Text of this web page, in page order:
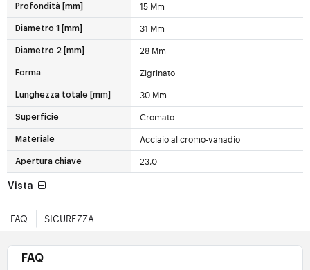
Profondità [mm] 15 Mm
Diametro 1 [mm] 31 Mm
Diametro 2 [mm] 28 Mm
Forma Zigrinato
Lunghezza totale [mm] 30 Mm
Superficie Cromato
Materiale Acciaio al cromo-vanadio
Apertura chiave 23,0
Vista
FAQ SICUREZZA
FAQ